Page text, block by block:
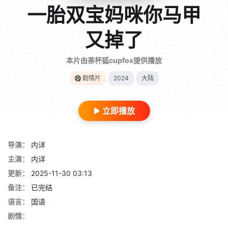
一胎双宝妈咪你马甲
又掉了
本片由茶杯狐cupfox提供播放
剧情片 2024 大陆
立即播放
导演：
内详
主演：
内详
更新：
2025-11-30 03:13
备注：
已完结
语言：
国语
剧情：